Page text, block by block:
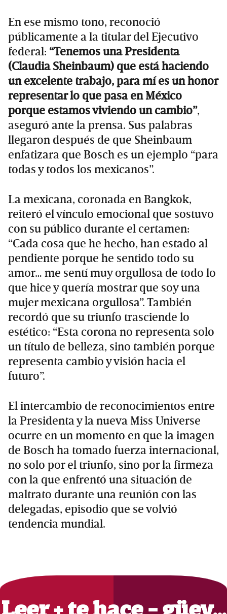
En ese mismo tono, reconoció
públicamente a la titular del Ejecutivo
federal: “Tenemos una Presidenta
(Claudia Sheinbaum) que está haciendo
un excelente trabajo, para mí es un honor
representar lo que pasa en México
porque estamos viviendo un cambio”,
aseguró ante la prensa. Sus palabras
llegaron después de que Sheinbaum
enfatizara que Bosch es un ejemplo “para
todas y todos los mexicanos”.
La mexicana, coronada en Bangkok,
reiteró el vínculo emocional que sostuvo
con su público durante el certamen:
“Cada cosa que he hecho, han estado al
pendiente porque he sentido todo su
amor… me sentí muy orgullosa de todo lo
que hice y quería mostrar que soy una
mujer mexicana orgullosa”. También
recordó que su triunfo trasciende lo
estético: “Esta corona no representa solo
un título de belleza, sino también porque
representa cambio y visión hacia el
futuro”.
El intercambio de reconocimientos entre
la Presidenta y la nueva Miss Universe
ocurre en un momento en que la imagen
de Bosch ha tomado fuerza internacional,
no solo por el triunfo, sino por la firmeza
con la que enfrentó una situación de
maltrato durante una reunión con las
delegadas, episodio que se volvió
tendencia mundial.
Primary
Sidebar